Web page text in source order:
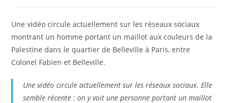
Une vidéo circule actuellement sur les réseaux sociaux
montrant un homme portant un maillot aux couleurs de la
Palestine dans le quartier de Belleville à Paris, entre
Colonel Fabien et Belleville.
Une vidéo circule actuellement sur les réseaux sociaux. Elle
semble récente : on y voit une personne portant un maillot